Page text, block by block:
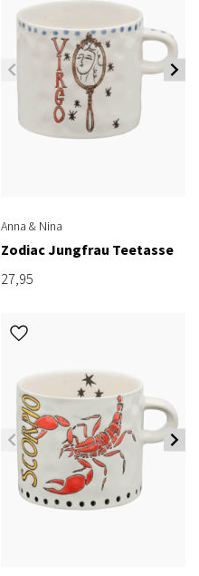
Anna & Nina
Zodiac Jungfrau Teetasse
27,95